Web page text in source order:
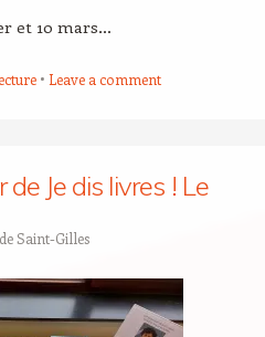
et 10 mars…
Leave a comment
Je dis livres ! Le
Saint-Gilles